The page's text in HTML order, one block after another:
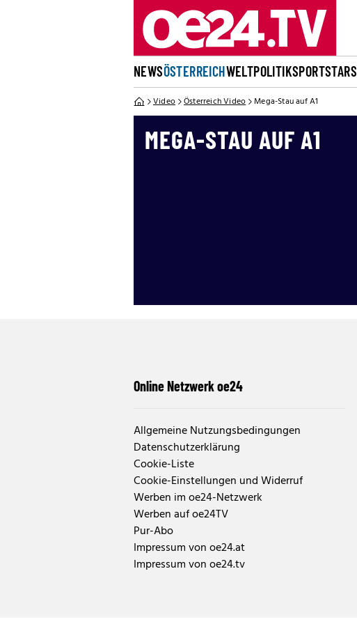
NEWSÖSTERREICHWELTPOLITIKSPORTSTARS
Video Österreich Video Mega-Stau auf A1
MEGA-STAU AUF A1
Online Netzwerk oe24
Allgemeine Nutzungsbedingungen
Datenschutzerklärung
Cookie-Liste
Cookie-Einstellungen und Widerruf
Werben im oe24-Netzwerk
Werben auf oe24TV
Pur-Abo
Impressum von oe24.at
Impressum von oe24.tv